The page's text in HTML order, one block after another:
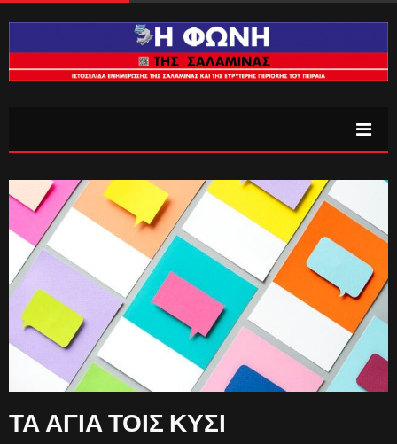
ΤΑ ΑΓΙΑ ΤΟΙΣ ΚΥΣΙ